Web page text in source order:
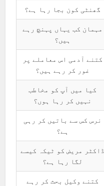
گھنٹی کون بجا رہا ہے؟
مہمان کب یہاں پہنچ رہے
ہیں؟
کتنے آدمی اس معاملے پر
غور کر رہے ہیں؟
کیا میں آپ کو مخاطب
نہیں کر رہا ہوں؟
نرس کس سے باتیں کر رہی
ہے؟
ڈاکٹر مریض کو ٹیکہ کیسے
لگا رہا ہے؟
کتنے وکیل بحث کر رہے